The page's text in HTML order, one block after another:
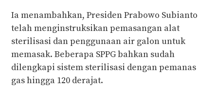
Ia menambahkan, Presiden Prabowo Subianto
telah menginstruksikan pemasangan alat
sterilisasi dan penggunaan air galon untuk
memasak. Beberapa SPPG bahkan sudah
dilengkapi sistem sterilisasi dengan pemanas
gas hingga 120 derajat.